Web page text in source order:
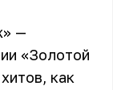
—
«Золотой
как